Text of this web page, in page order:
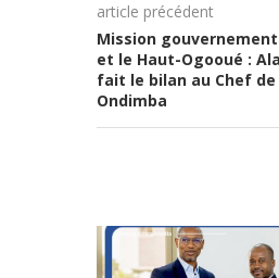
article précédent
Mission
et le Haut-Ogooué :
fait le bilan au Chef de
Ondimba